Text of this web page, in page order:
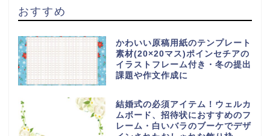
おすすめ
かわいい原稿用紙のテンプレート
素材(20×20マス)ポインセチアの
イラストフレーム付き・冬の提出
課題や作文作成に
結婚式の必須アイテム！ウェルカ
ムボード、招待状におすすめのフ
レーム・白いバラのブーケでデザ